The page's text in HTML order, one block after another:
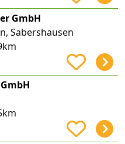
GmbH
Sabershausen